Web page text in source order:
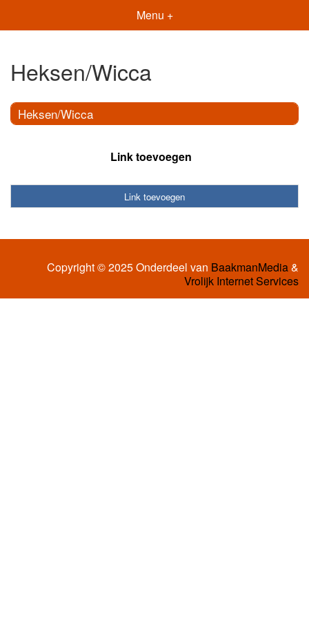
Menu +
Heksen/Wicca
Heksen/Wicca
Link toevoegen
Link toevoegen
Copyright © 2025 Onderdeel van BaakmanMedia&
Vrolijk Internet Services